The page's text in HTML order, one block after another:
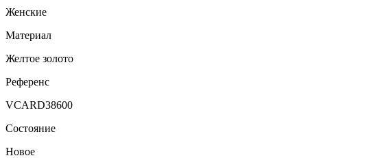
Женские
Материал
Желтое золото
Референс
VCARD38600
Состояние
Новое